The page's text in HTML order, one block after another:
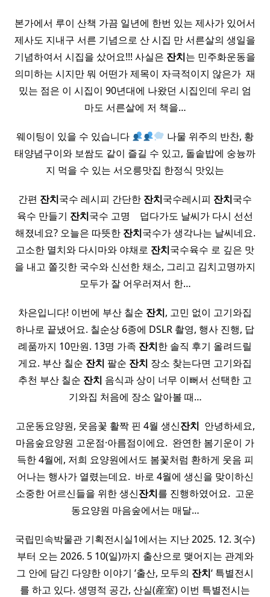
본가에서 루이 산책 가끔 일년에 한번 있는 제사가 있어서
제사도 지내구 서른 기념으로 산 시집 만 서른살의 생일을
기념하여서 시집을 샀어요!!! 사실은 잔치는 민주화운동을
의미하는 시지만 뭐 어떤가 제목이 자극적이지 않은가 ​ 재
밌는 점은 이 시집이 90년대에 나왔던 시집인데 우리 엄
마도 서른살에 저 책을…
웨이팅이 있을 수 있습니다
나물 위주의 반찬, 황
태양념구이와 보쌈도 같이 즐길 수 있고, 돌솥밥에 숭늉까
지 먹을 수 있는 서오릉맛집 한정식 맛있는
간편 잔치국수 레시피 간단한 잔치국수레시피 잔치국수
육수 만들기 잔치국수 고명 ​ ​ ​ 덥다가도 날씨가 다시 선선
해졌네요? 오늘은 따뜻한 잔치국수가 생각나는 날씨네요.
고소한 멸치와 다시마와 야채로 잔치국수육수 로 깊은 맛
을 내고 쫄깃한 국수와 신선한 채소, 그리고 김치고명까지
모두가 잘 어우러져서 한…
차은입니다! 이번에 부산 칠순 잔치, 고민 없이 고기와집
하나로 끝냈어요. 칠순상 6종에 DSLR 촬영, 행사 진행, 답
례품까지 10만원. 13명 가족 잔치한 솔직 후기 올려드릴
게요. 부산 칠순 잔치 팔순 잔치 장소 찾는다면 고기와집
추천 부산 칠순 잔치 음식과 상이 너무 이뻐서 선택한 고
기와집 처음에 장소 알아볼 때…
고운동요양원, 웃음꽃 활짝 핀 4월 생신잔치 ​ 안녕하세요,
마음숲요양원 고운점·아름점이에요. ​ 완연한 봄기운이 가
득한 4월에, 저희 요양원에서도 봄꽃처럼 환하게 웃음 피
어나는 행사가 열렸는데요. ​ 바로 4월에 생신을 맞이하신
소중한 어르신들을 위한 생신잔치를 진행하였어요. ​ 고운
동요양원 마음숲에서는 매달…
국립민속박물관 기획전시실1에서는 지난 2025. 12. 3(수)
부터 오는 2026. 5 10(일)까지 출산으로 맺어지는 관계와
그 안에 담긴 다양한 이야기 ‘출산, 모두의 잔치‘ 특별전시
를 하고 있다. 생명적 공간, 산실(産室) 이번 특별전시는